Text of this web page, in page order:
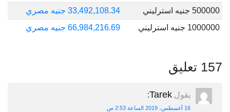
500000 جنيه استرليني
33,492,108.34 جنيه مصري
1000000 جنيه استرليني
66,984,216.69 جنيه مصري
157 تعليق
يقول Tarek
:
16 أغسطس، 2019 الساعة 2:53 ص